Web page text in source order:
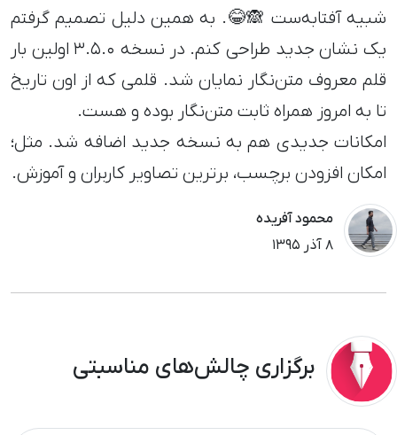
شبیه آفتابه‌ست 🙈😂. به همین دلیل تصمیم گرفتم
یک نشان جدید طراحی کنم. در نسخه ۳.۵.۰ اولین بار
قلم معروف متن‌نگار نمایان شد. قلمی که از اون تاریخ
تا به امروز همراه ثابت متن‌نگار بوده و هست.
امکانات جدیدی هم به نسخه جدید اضافه شد. مثل؛
امکان افزودن برچسب، برترین تصاویر کاربران و آموزش.
محمود آفریده
٨ آذر ١٣٩۵
برگزاری چالش‌های مناسبتی